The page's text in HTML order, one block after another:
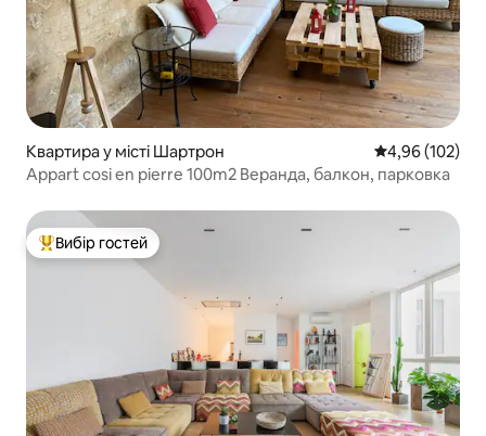
Квартира у місті Шартрон Середня
4,96 (102)
Appart cosi en pierre 100m2 Веранда, балкон, парковка
Топ вибір гостей
Вибір гостей